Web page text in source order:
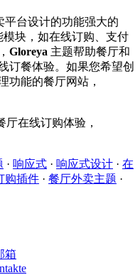
平台设计的功能强大的
模块，如在线订购、支付
Gloreya 主题帮助餐厅和
订餐体验。如果您希望创
功能的餐厅网站，
厅在线订购体验，
· 响应式 · 响应式设计 · 在
购插件 · 餐厅外卖主题 ·
箱